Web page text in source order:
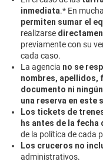
inmediata.* En
permiten sumar el
realizarse
previamente con su
cada caso.
La agencia no se
nombres, apellidos,
documento ni
una reserva en este
Los tickets de
hs antes de la fecha
de la política de cada
Los cruceros no
administrativos.